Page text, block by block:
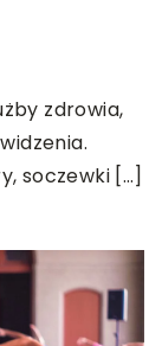
zdrowia,
soczewki […]